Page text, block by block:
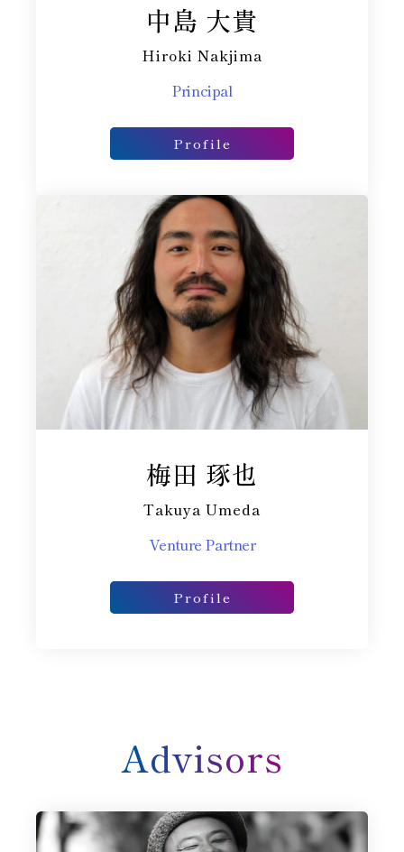
中島 大貴
Hiroki Nakjima
Principal​
Profile
梅田 琢也
Takuya Umeda
Venture Partner
Profile
Advisor​s